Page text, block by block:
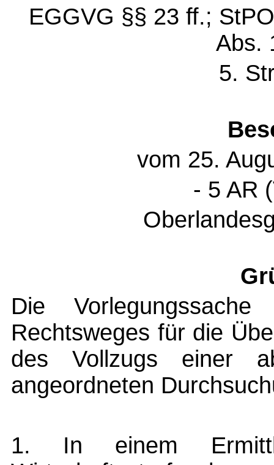
EGGVG §§ 23 ff.;
Abs.
5.
vom 25.
- 5 AR
Die
Rechtsweges für die
des Vollzugs einer
angeordneten
1. In einem